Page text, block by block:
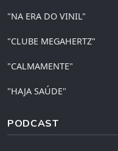
"NA ERA DO VINIL"
"CLUBE MEGAHERTZ"
"CALMAMENTE"
"HAJA SAÚDE"
PODCAST